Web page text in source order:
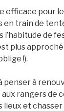
efficace pour
en train de
l’habitude de
plus
!).
penser à
rangers de
lieux et